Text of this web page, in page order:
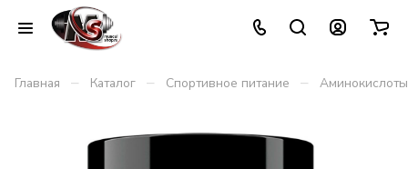
Главная – Каталог – Спортивное питание – Аминокислоты